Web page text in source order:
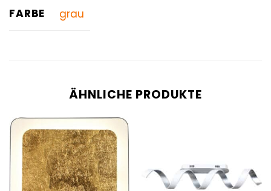
FARBE grau
ÄHNLICHE PRODUKTE